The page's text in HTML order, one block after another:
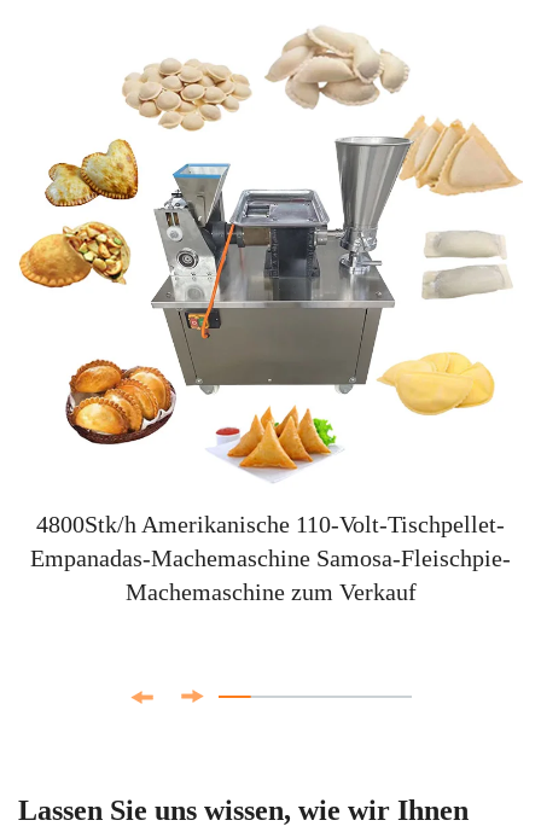
4800Stk/h Amerikanische 110-Volt-Tischpellet-
Empanadas-Machemaschine Samosa-Fleischpie-
Machemaschine zum Verkauf
Lassen Sie uns wissen, wie wir Ihnen